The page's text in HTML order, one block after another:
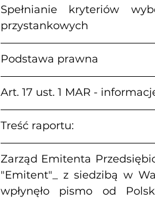
Spełnianie kryteriów
przystankowych
Podstawa prawna
Art. 17 ust. 1 MAR -
Treść raportu:
Zarząd Emitenta
"Emitent"_ z siedzibą w
wpłynęło pismo od